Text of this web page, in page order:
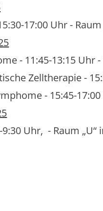
17:00 Uhr -
- 11:45-13:15 Uhr
Zelltherapie -
- 15:45-
9:30 Uhr, - Raum „U“